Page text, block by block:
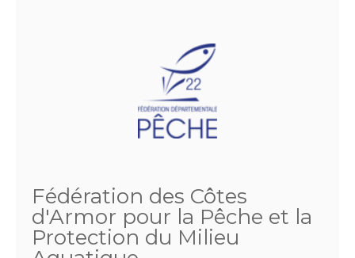
Fédération des Côtes
d'Armor pour la Pêche et la
Protection du Milieu